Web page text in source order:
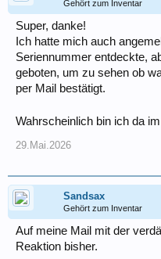
Gehört zum Inventar
Super, danke!
Ich hatte mich auch
Seriennummer entdeckte,
geboten, um zu sehen ob
per Mail bestätigt.
Wahrscheinlich bin ich da
29.Mai.2026
Sandsax
Gehört zum Inventar
Auf meine Mail mit der
Reaktion bisher.